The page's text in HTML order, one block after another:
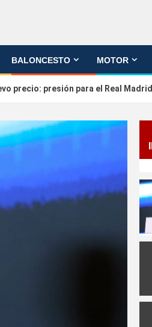
BALONCESTO MOTOR
precio: presión para el Real Madrid